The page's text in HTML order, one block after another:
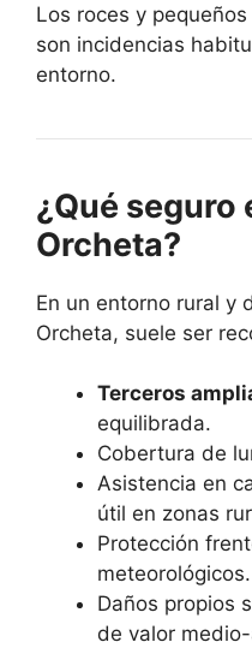
Los roces y
son incidencias
entorno.
¿Qué seguro
Orcheta?
En un entorno rural y
Orcheta, suele ser
Terceros
equilibrada.
Cobertura de
Asistencia en
útil en zonas
Protección
meteorológicos.
Daños propios
de valor